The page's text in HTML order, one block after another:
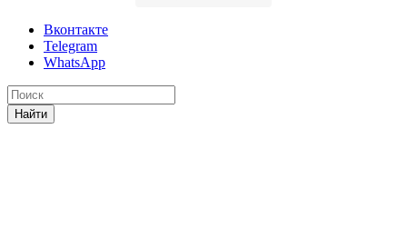
Вконтакте
Telegram
WhatsApp
Найти